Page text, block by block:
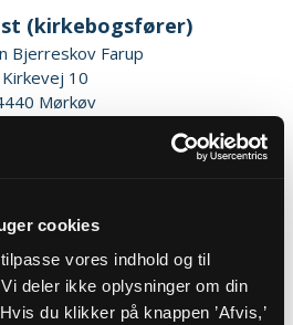
cookies
vores indhold og til
deler ikke oplysninger om din
du klikker på knappen ’Afvis,’
(kirkebogsfører)
Bjerreskov Farup
Kirkevej 10
Mørkøv
henvendelse